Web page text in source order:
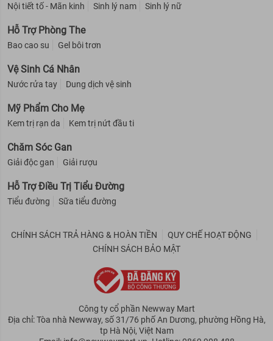
Nội tiết tố - Mãn kinh Sinh lý nam Sinh lý nữ
Hỗ Trợ Phòng The
Bao cao su Gel bôi trơn
Vệ Sinh Cá Nhân
Nước rửa tay Dung dịch vệ sinh
Mỹ Phẩm Cho Mẹ
Kem trị rạn da Kem trị nứt đầu ti
Chăm Sóc Gan
Giải độc gan Giải rượu
Hỗ Trợ Điều Trị Tiểu Đường
Tiểu đường Sữa tiểu đường
CHÍNH SÁCH TRẢ HÀNG & HOÀN TIỀN
QUY CHẾ HOẠT ĐỘNG
CHÍNH SÁCH BẢO MẬT
Công ty cổ phần Newway Mart
Địa chỉ: Tòa nhà Newway, số 31/76 phố An Dương, phường Hồng Hà,
tp Hà Nội, Việt Nam